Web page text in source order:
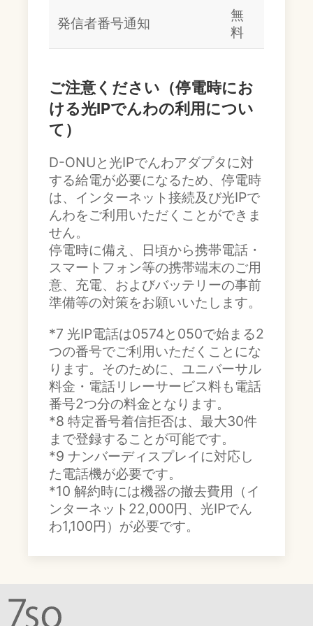
発信者番号通知
無
料
ご注意ください（停電時にお
ける光IPでんわの利用につい
て）
D-ONUと光IPでんわアダプタに対
する給電が必要になるため、停電時
は、インターネット接続及び光IPで
んわをご利用いただくことができま
せん。
停電時に備え、日頃から携帯電話・
スマートフォン等の携帯端末のご用
意、充電、およびバッテリーの事前
準備等の対策をお願いいたします。
*7 光IP電話は0574と050で始まる2
つの番号でご利用いただくことにな
ります。そのために、ユニバーサル
料金・電話リレーサービス料も電話
番号2つ分の料金となります。
*8 特定番号着信拒否は、最大30件
まで登録することが可能です。
*9 ナンバーディスプレイに対応し
た電話機が必要です。
*10 解約時には機器の撤去費用（イ
ンターネット22,000円、光IPでん
わ1,100円）が必要です。